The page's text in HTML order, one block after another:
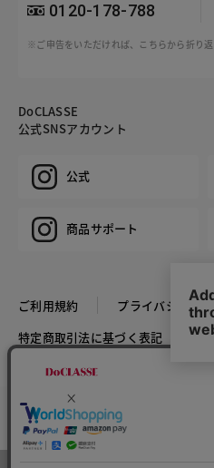
カラー・サイズを
0120-178-788
※ご申告をいただければ、こちらから折り
DoCLASSE
公式SNSアカウント
公式
商品サポート
ご利用規約
プライバシーポ
特定商取引法に基づく表記
COPYRIGHT © DoCLASSE ALL RIGHTS